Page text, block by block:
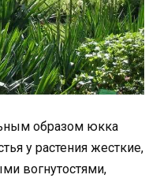
образом юкка
у растения жесткие,
вогнутостями,